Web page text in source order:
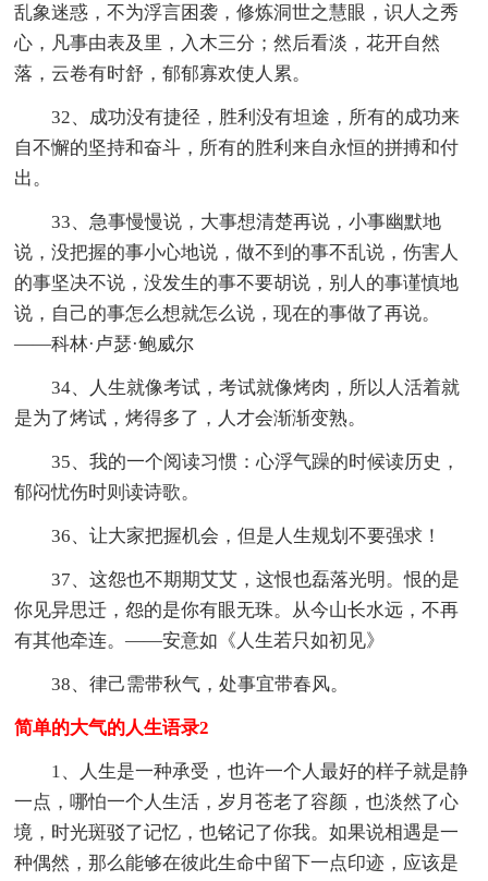
乱象迷惑，不为浮言困袭，修炼洞世之慧眼，识人之秀
心，凡事由表及里，入木三分；然后看淡，花开自然
落，云卷有时舒，郁郁寡欢使人累。
32、成功没有捷径，胜利没有坦途，所有的成功来
自不懈的坚持和奋斗，所有的胜利来自永恒的拼搏和付
出。
33、急事慢慢说，大事想清楚再说，小事幽默地
说，没把握的事小心地说，做不到的事不乱说，伤害人
的事坚决不说，没发生的事不要胡说，别人的事谨慎地
说，自己的事怎么想就怎么说，现在的事做了再说。
——科林·卢瑟·鲍威尔
34、人生就像考试，考试就像烤肉，所以人活着就
是为了烤试，烤得多了，人才会渐渐变熟。
35、我的一个阅读习惯：心浮气躁的时候读历史，
郁闷忧伤时则读诗歌。
36、让大家把握机会，但是人生规划不要强求！
37、这怨也不期期艾艾，这恨也磊落光明。恨的是
你见异思迁，怨的是你有眼无珠。从今山长水远，不再
有其他牵连。——安意如《人生若只如初见》
38、律己需带秋气，处事宜带春风。
简单的大气的人生语录2
1、人生是一种承受，也许一个人最好的样子就是静
一点，哪怕一个人生活，岁月苍老了容颜，也淡然了心
境，时光斑驳了记忆，也铭记了你我。如果说相遇是一
种偶然，那么能够在彼此生命中留下一点印迹，应该是